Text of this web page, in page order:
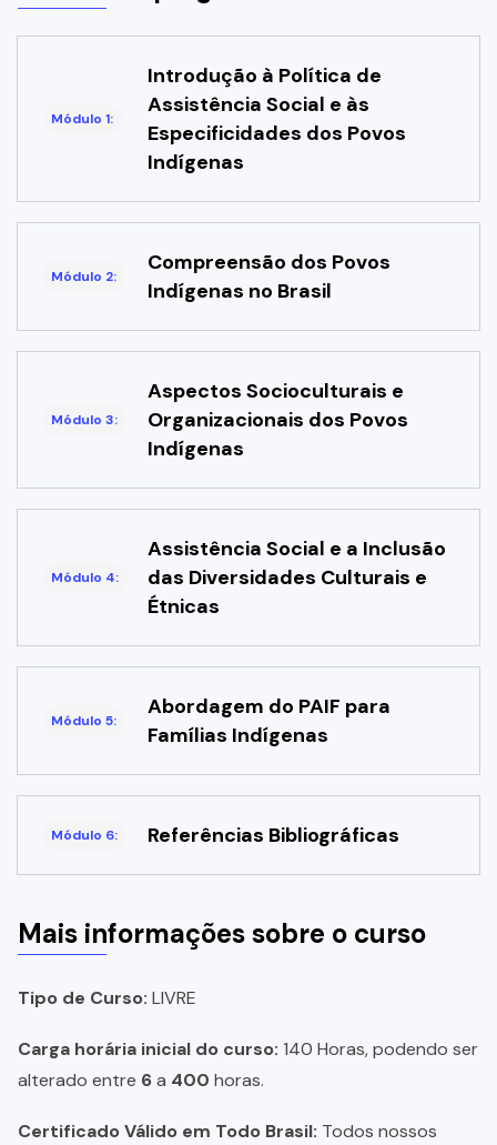
Módulo 1:
Introdução à Política de
Assistência Social e às
Especificidades dos Povos
Indígenas
Módulo 2:
Compreensão dos Povos
Indígenas no Brasil
Módulo 3:
Aspectos Socioculturais e
Organizacionais dos Povos
Indígenas
Módulo 4:
Assistência Social e a Inclusão
das Diversidades Culturais e
Étnicas
Módulo 5:
Abordagem do PAIF para
Famílias Indígenas
Módulo 6: Referências Bibliográficas
Mais informações sobre o curso
Tipo de Curso: LIVRE
Carga horária inicial do curso: 140 Horas, podendo ser
alterado entre 6a 400 horas.
Certificado Válido em Todo Brasil: Todos nossos